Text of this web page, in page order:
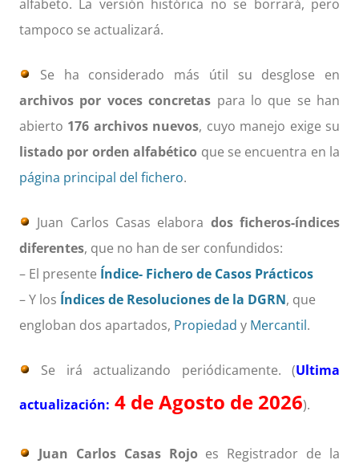
alfabeto. La versión histórica no se borrará, pero
tampoco se actualizará.
Se ha considerado más útil su desglose en
archivos por voces concretas para lo que se han
abierto 176 archivos nuevos, cuyo manejo exige su
listado por orden alfabético que se encuentra en la
página principal del fichero.
Juan Carlos Casas elabora dos ficheros-índices
diferentes, que no han de ser confundidos:
– El presente Índice- Fichero de Casos Prácticos
– Y los Índices de Resoluciones de la DGRN, que
engloban dos apartados, Propiedad y Mercantil.
Se irá actualizando periódicamente. (Ultima
actualización: 4 de Agosto de 2026).
Juan Carlos Casas Rojo es Registrador de la